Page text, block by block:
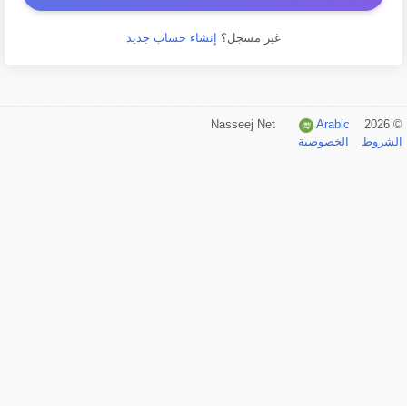
غير مسجل؟ إنشاء حساب جديد
© 2026 Nasseej Net
Arabic
الشروط
الخصوصية